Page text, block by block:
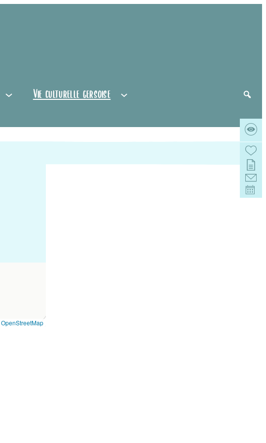
Vie culturelle gersoise
OpenStreetMap